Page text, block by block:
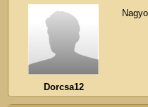
Dorcsa12